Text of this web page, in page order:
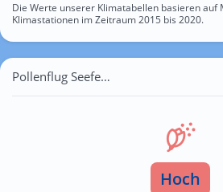
Die Werte unserer Klimatabellen basieren auf
Klimastationen im Zeitraum 2015 bis 2020.
Pollenflug Seefeld in Tirol
Hoch